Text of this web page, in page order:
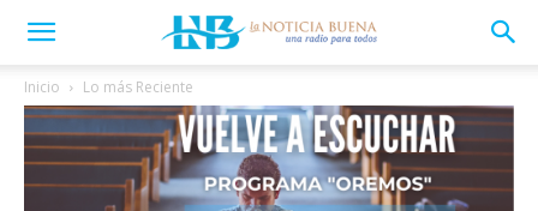
Inicio Lo más Reciente